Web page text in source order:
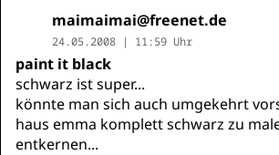
maimaimai@freenet.de
24.05.2008 | 11:59 Uhr
paint it black
schwarz ist super...
könnte man sich auch umgekehrt
haus emma komplett schwarz zu
entkernen...